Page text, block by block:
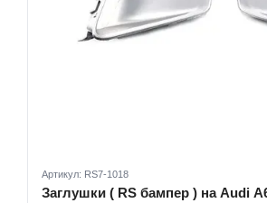
Артикул: RS7-1018
Заглушки ( RS бампер ) на Audi